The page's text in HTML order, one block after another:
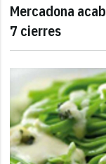
Mercadona
7 cierres